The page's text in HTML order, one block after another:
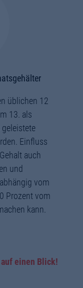
üblichen 12
13. als
geleistete
Einfluss
auch
und
vom
Prozent vom
kann.
einen Blick!